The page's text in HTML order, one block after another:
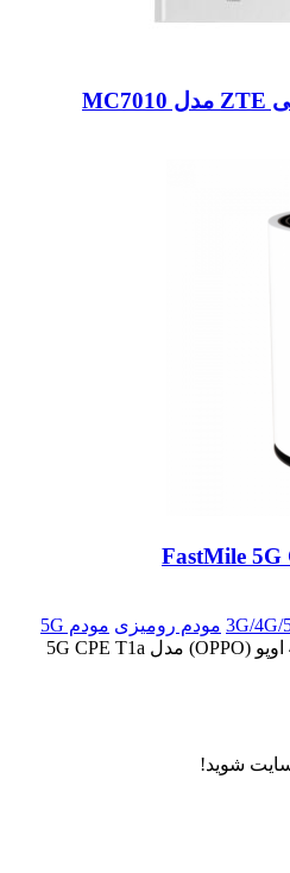
مودم رومیزی
مودم 5G
سایت شوید!